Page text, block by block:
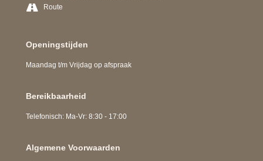
Route
Openingstijden
Maandag t/m Vrijdag op afspraak
Bereikbaarheid
Telefonisch: Ma-Vr: 8:30 - 17:00
Algemene Voorwaarden